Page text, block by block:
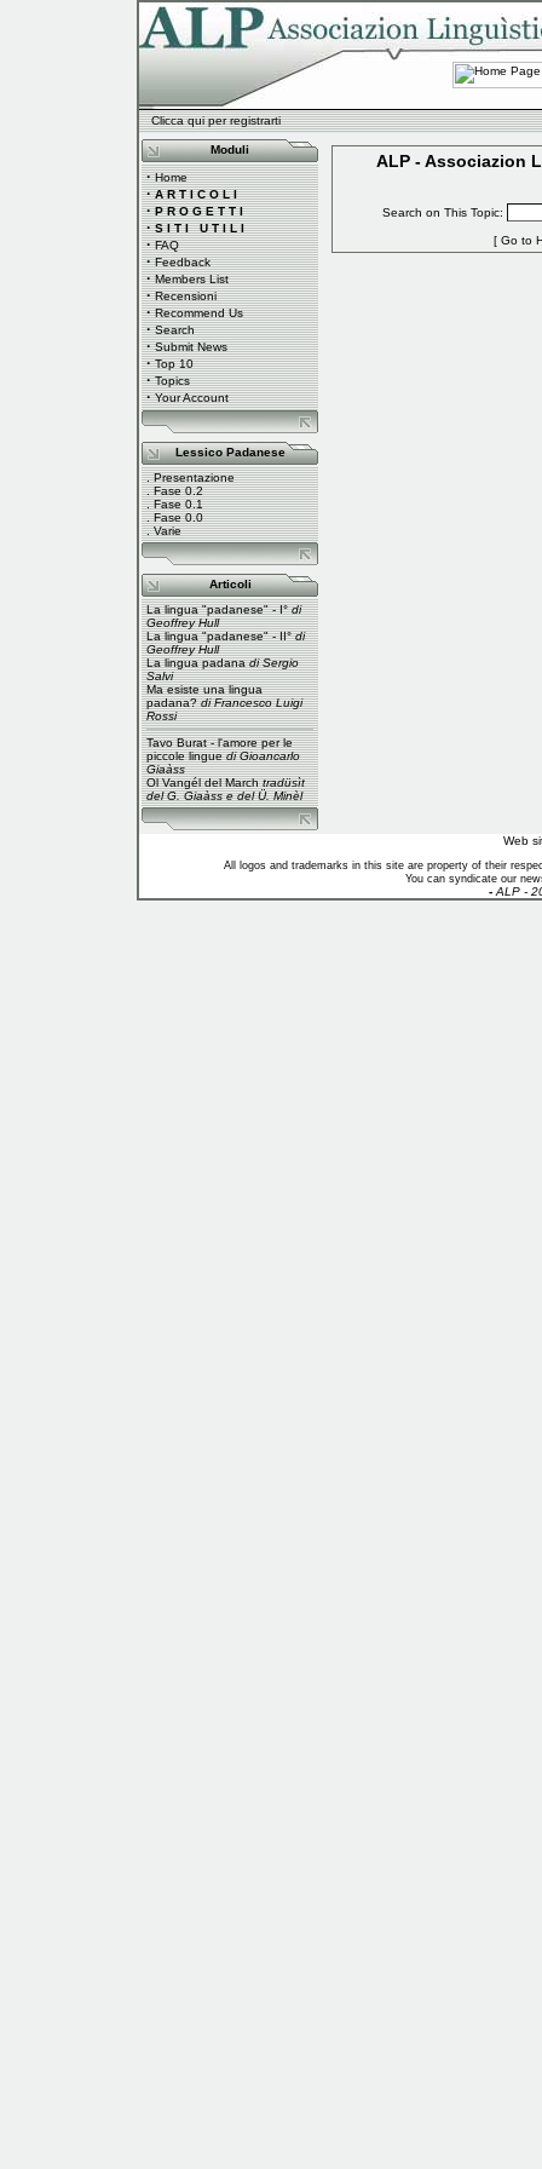
Clicca qui per registrarti
Moduli
· Home
· A R T I C O L I
· P R O G E T T I
· S I T I U T I L I
· FAQ
· Feedback
· Members List
· Recensioni
· Recommend Us
· Search
· Submit News
· Top 10
· Topics
· Your Account
Lessico Padanese
.Presentazione
.Fase 0.2
.Fase 0.1
.Fase 0.0
.Varie
Articoli
La lingua "padanese" - I° di
Geoffrey Hull
La lingua "padanese" - II° di
Geoffrey Hull
La lingua padana di Sergio
Salvi
Ma esiste una lingua
padana? di Francesco Luigi
Rossi
Tavo Burat - l'amore per le
piccole linguedi Gioancarlo
Giaàss
Ol Vangél del March tradüsìt
del G. Giaàss e del Ü. Minèl
ALP - Associazion
Search on This Topic:
[ Go to
Web
All logos and trademarks in this site are property of their
You can syndicate our
- ALP -